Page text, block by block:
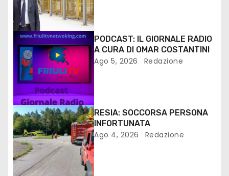
PODCAST: IL GIORNALE RADIO
A CURA DI OMAR COSTANTINI
Ago 5, 2026 Redazione
RESIA: SOCCORSA PERSONA
INFORTUNATA
Ago 4, 2026 Redazione